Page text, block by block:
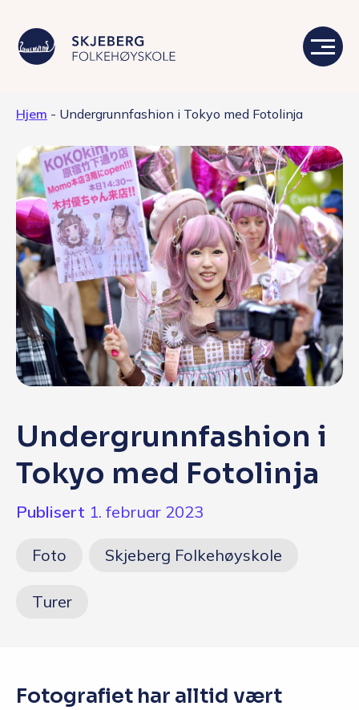
Livet på skolen
Skolen
Kontakt
Valgfag
Siste nytt
Q&A
English
Søk i dag
Hjem - Undergrunnfashion i Tokyo med Fotolinja
Undergrunnfashion i
Tokyo med Fotolinja
Publisert 1. februar 2023
Foto Skjeberg Folkehøyskole
Turer
Fotografiet har alltid vært